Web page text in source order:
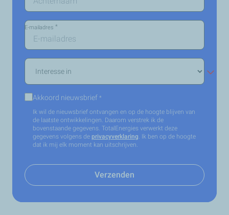
E-mailadres *
in
Akkoord nieuwsbrief *
Ik wil de nieuwsbrief ontvangen en op de hoogte blijven van
de laatste ontwikkelingen. Daarom verstrek ik de
bovenstaande gegevens. TotalEnergies verwerkt deze
gegevens volgens de privacyverklaring. Ik ben op de hoogte
dat ik mij elk moment kan uitschrijven.
Verzenden